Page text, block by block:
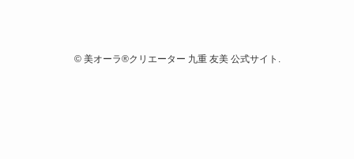
©美オーラ®クリエーター 九重 友美 公式サイト.